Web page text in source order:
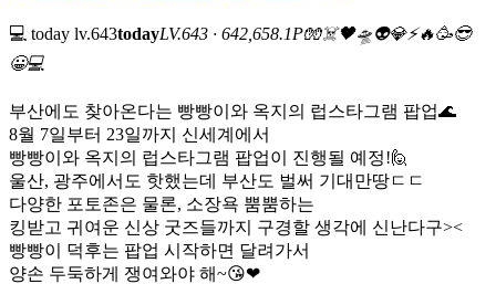
💻 today lv.643todayLV.643 · 642,658.1P🧤☠️🖤🛸👽💎⚡🔥🥳😎
😀💻
부산에도 찾아온다는 빵빵이와 옥지의 럽스타그램 팝업🌊
8월 7일부터 23일까지 신세계에서
빵빵이와 옥지의 럽스타그램 팝업이 진행될 예정!🙋‍
울산, 광주에서도 핫했는데 부산도 벌써 기대만땅ㄷㄷ
다양한 포토존은 물론, 소장욕 뿜뿜하는
킹받고 귀여운 신상 굿즈들까지 구경할 생각에 신난다구><
빵빵이 덕후는 팝업 시작하면 달려가서
양손 두둑하게 쟁여와야 해~😘❤